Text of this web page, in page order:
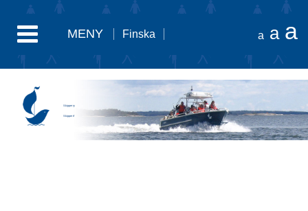
MENY Finska a a a
Skipper ry
Skipper rf